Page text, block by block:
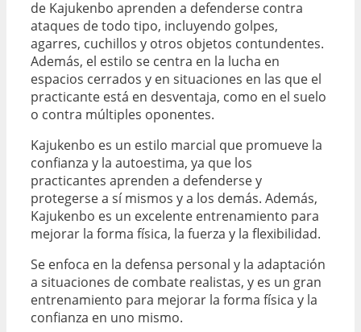
de Kajukenbo aprenden a defenderse contra
ataques de todo tipo, incluyendo golpes,
agarres, cuchillos y otros objetos contundentes.
Además, el estilo se centra en la lucha en
espacios cerrados y en situaciones en las que el
practicante está en desventaja, como en el suelo
o contra múltiples oponentes.
Kajukenbo es un estilo marcial que promueve la
confianza y la autoestima, ya que los
practicantes aprenden a defenderse y
protegerse a sí mismos y a los demás. Además,
Kajukenbo es un excelente entrenamiento para
mejorar la forma física, la fuerza y la flexibilidad.
Se enfoca en la defensa personal y la adaptación
a situaciones de combate realistas, y es un gran
entrenamiento para mejorar la forma física y la
confianza en uno mismo.